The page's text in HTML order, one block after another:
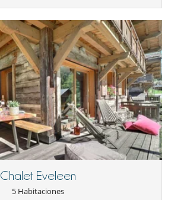
Chalet Eveleen
5 Habitaciones